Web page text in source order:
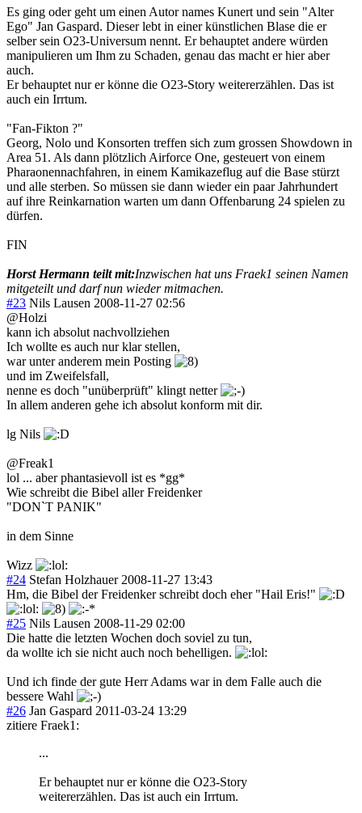
Es ging oder geht um einen Autor names Kunert und sein "Alter
Ego" Jan Gaspard. Dieser lebt in einer künstlichen Blase die er
selber sein O23-Universum nennt. Er behauptet andere würden
manipulieren um Ihm zu Schaden, genau das macht er hier aber
auch.
Er behauptet nur er könne die O23-Story weitererzählen. Das ist
auch ein Irrtum.
"Fan-Fikton ?"
Georg, Nolo und Konsorten treffen sich zum grossen Showdown in
Area 51. Als dann plötzlich Airforce One, gesteuert von einem
Pharaonennachfahren, in einem Kamikazeflug auf die Base stürzt
und alle sterben. So müssen sie dann wieder ein paar Jahrhundert
auf ihre Reinkarnation warten um dann Offenbarung 24 spielen zu
dürfen.
FIN
Horst Hermann teilt mit:Inzwischen hat uns Fraek1 seinen Namen
mitgeteilt und darf nun wieder mitmachen.
#23 Nils Lausen 2008-11-27 02:56
@Holzi
kann ich absolut nachvollziehen
Ich wollte es auch nur klar stellen,
war unter anderem mein Posting
und im Zweifelsfall,
nenne es doch "unüberprüft" klingt netter
In allem anderen gehe ich absolut konform mit dir.
lg Nils
@Freak1
lol ... aber phantasievoll ist es *gg*
Wie schreibt die Bibel aller Freidenker
"DON`T PANIK"
in dem Sinne
Wizz
#24 Stefan Holzhauer 2008-11-27 13:43
Hm, die Bibel der Freidenker schreibt doch eher "Hail Eris!"
#25 Nils Lausen 2008-11-29 02:00
Die hatte die letzten Wochen doch soviel zu tun,
da wollte ich sie nicht auch noch behelligen.
Und ich finde der gute Herr Adams war in dem Falle auch die
bessere Wahl
#26 Jan Gaspard 2011-03-24 13:29
zitiere Fraek1:
...
Er behauptet nur er könne die O23-Story
weitererzählen. Das ist auch ein Irrtum.